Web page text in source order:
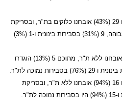
נכללו 67 חולים, מתוכם 29 (43%) אובחנו כלוקים בת"ר, ובסריקת
ריאות הוגדרו 19 (66%) בסבירות גבוהה, 9 (31%) בסבירות בינונית ו-1 (3%)
שלושים-ושמונה (38) חולים (57%) אובחנו ללא ת"ר, מתוכם 5 (13%) הוגדרו
נכללו 17 חולים, מתוכם 16 (94%) אובחנו ללא ת"ר, ובסריקת
ריאות 1 (6%) היה בסבירות בינונית ו-15 (94%) היו בסבירות נמוכה לת"ר.